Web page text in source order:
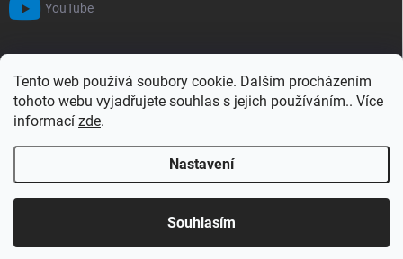
Tento web používá soubory cookie. Dalším procházením
tohoto webu vyjadřujete souhlas s jejich používáním.. Více
informací zde.
Nastavení
Souhlasím
YouTube
Hledat
Copyright 2026Hornshop. Všechna práva vyhrazena.Upravit nastavení
cookies